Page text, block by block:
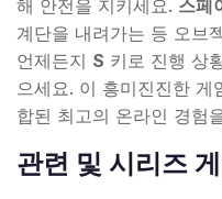
해 안전을 지키세요. 스페
계단을 내려가는 등 오브
언제든지 S 키로 진행 상
으세요. 이 흥미진진한 게
합된 최고의 온라인 경험
관련 및 시리즈